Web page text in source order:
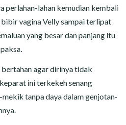
perlahan-lahan kemudian kembali
vagina Velly sampai terlipat
yang besar dan panjang itu
bertahan agar dirinya tidak
ini terkekeh senang
tanpa daya dalam genjotan-